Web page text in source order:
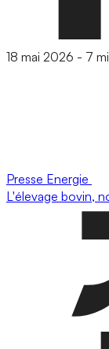
18 mai 2026 - 7
Presse Energie
L'élevage bovin,